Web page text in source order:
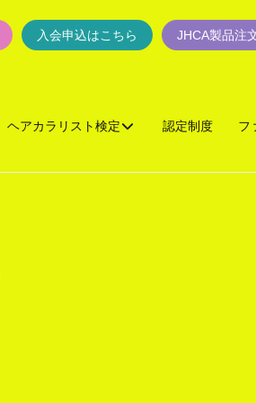
入会申込はこちら JHCA製品注
ヘアカラリスト検定 認定制度 フ